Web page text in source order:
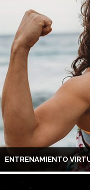
ENTRENAMIENTO